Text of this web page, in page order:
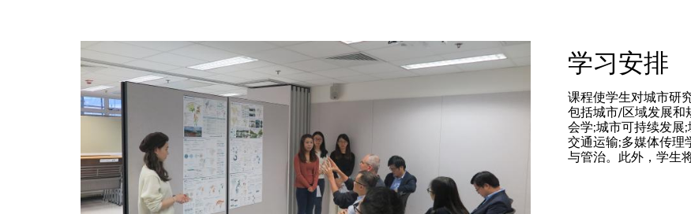
学习安排
课程使学生对城市研
包括城市/区域发展和
会学;城市可持续发展
交通运输;多媒体传理
与管治。此外，学生